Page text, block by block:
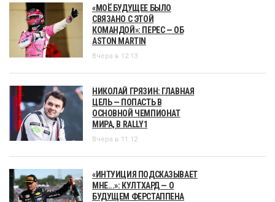
«МОЁ БУДУЩЕЕ БЫЛО
СВЯЗАНО С ЭТОЙ
КОМАНДОЙ»: ПЕРЕС — ОБ
ASTON MARTIN
Вчера в 12:13
НИКОЛАЙ ГРЯЗИН: ГЛАВНАЯ
ЦЕЛЬ — ПОПАСТЬ В
ОСНОВНОЙ ЧЕМПИОНАТ
МИРА, В RALLY1
Вчера в 11:12
«ИНТУИЦИЯ ПОДСКАЗЫВАЕТ
МНЕ...»: КУЛТХАРД — О
БУДУЩЕМ ФЕРСТАППЕНА